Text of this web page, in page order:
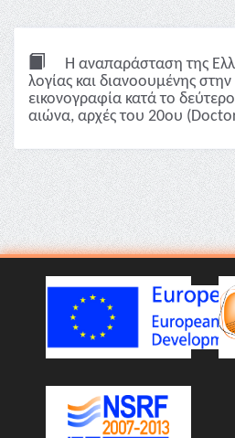
Η αναπαράσταση της
λoγίας και διανοουμένης στην
εικονογραφία κατά το
αιώνα, αρχές του 20ου